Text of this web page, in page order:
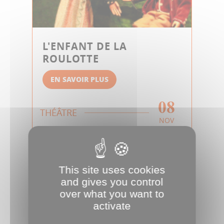
L'ENFANT DE LA
ROULOTTE
EN SAVOIR PLUS
THÉÂTRE 08
NOV
This site uses cookies
and gives you control
over what you want to
activate